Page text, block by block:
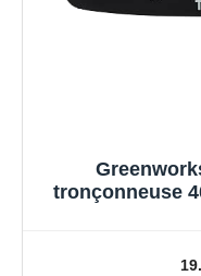
tronçonneuse